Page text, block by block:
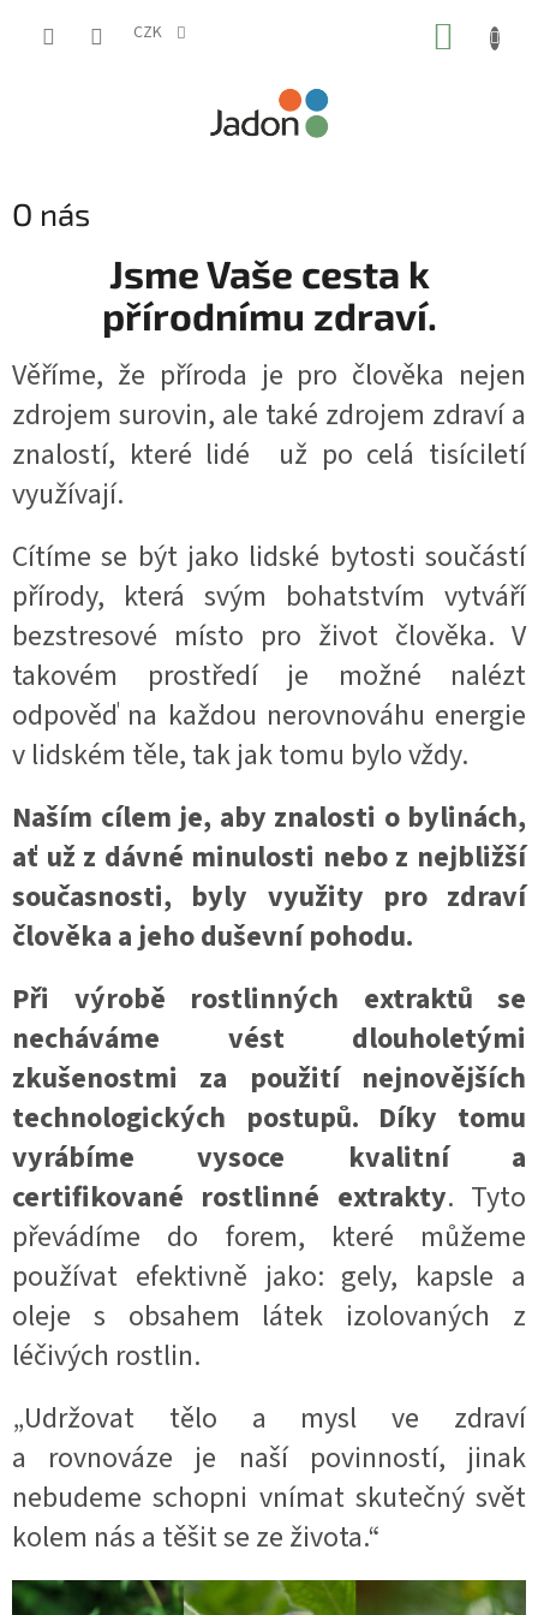
CZK
O nás
Jsme Vaše cesta k
přírodnímu zdraví.
Věříme, že příroda je pro člověka nejen
zdrojem surovin, ale také zdrojem zdraví a
znalostí, které lidé už po celá tisíciletí
využívají.
Cítíme se být jako lidské bytosti součástí
přírody, která svým bohatstvím vytváří
bezstresové místo pro život člověka. V
takovém prostředí je možné nalézt
odpověď na každou nerovnováhu energie
v lidském těle, tak jak tomu bylo vždy.
Naším cílem je, aby znalosti o bylinách,
ať už z dávné minulosti nebo z nejbližší
současnosti, byly využity pro zdraví
člověka a jeho duševní pohodu.
Při výrobě rostlinných extraktů se
necháváme vést dlouholetými
zkušenostmi za použití nejnovějších
technologických postupů. Díky tomu
vyrábíme vysoce kvalitní a
certifikované rostlinné extrakty. Tyto
převádíme do forem, které můžeme
používat efektivně jako: gely, kapsle a
oleje s obsahem látek izolovaných z
léčivých rostlin.
„Udržovat tělo a mysl ve zdraví
a rovnováze je naší povinností, jinak
nebudeme schopni vnímat skutečný svět
kolem nás a těšit se ze života.“